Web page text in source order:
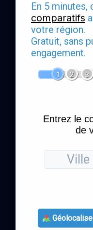
En 5 minutes,
comparatifs
votre région.
Gratuit, sans
engagement.
1 2 3
Entrez le
de